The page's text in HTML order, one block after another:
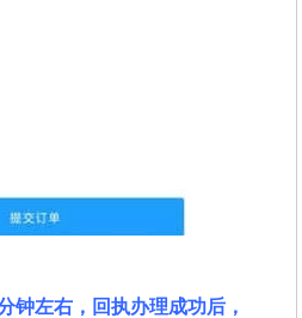
钟左右，回执办理成功后，